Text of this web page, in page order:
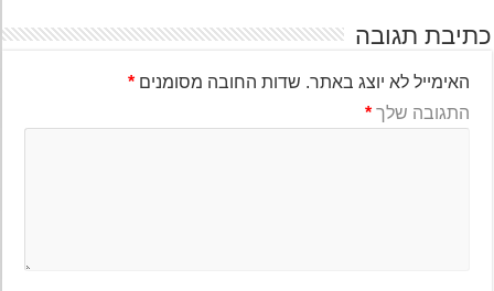
תגובה
האימייל לא יוצג באתר. שדות החובה מסומנים*
התגובה שלך*